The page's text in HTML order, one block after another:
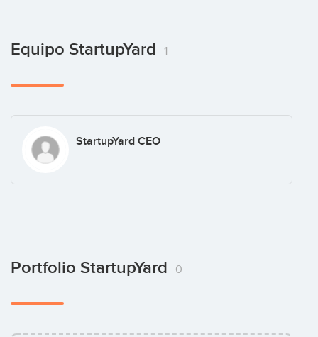
Equipo StartupYard 1
StartupYard CEO
Portfolio StartupYard 0